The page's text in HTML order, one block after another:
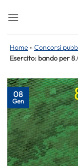
Home »Concorsi
Esercito: bando per
08
Gen